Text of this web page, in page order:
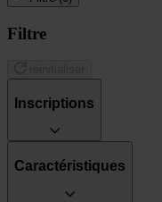
Filtre
Inscriptions
Caractéristiques